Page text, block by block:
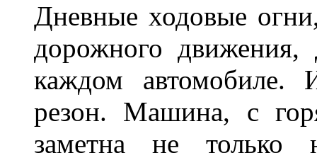
Дневные ходовые
дорожного
каждом автомобиле.
резон. Машина, с
заметна не